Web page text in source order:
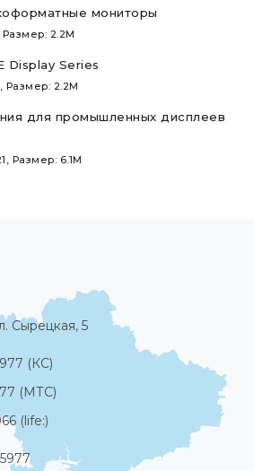
мониторы
Размер: 2.2M
Display Series
Размер: 2.2M
для промышленных дисплеев
Размер: 6.1M
Сырецкая, 5
(КС)
(МТС)
(life:)